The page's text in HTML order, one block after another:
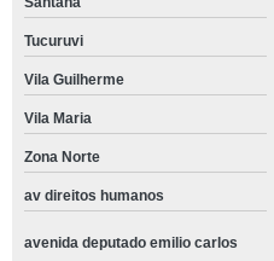
Tucuruvi
Vila Guilherme
Vila Maria
Zona Norte
av direitos humanos
avenida deputado emilio carlos